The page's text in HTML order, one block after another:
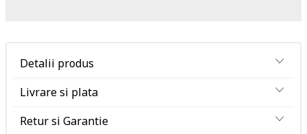
Detalii produs
Livrare si plata
Retur si Garantie